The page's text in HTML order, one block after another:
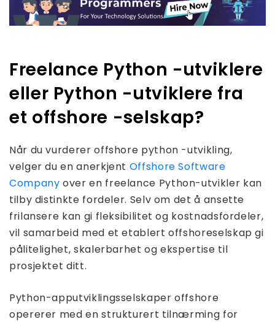
Freelance Python -utviklere
eller Python -utviklere fra
et offshore -selskap?
Når du vurderer offshore python -utvikling,
velger du en anerkjent Offshore Software
Company over en freelance Python-utvikler kan
tilby distinkte fordeler. Selv om det å ansette
frilansere kan gi fleksibilitet og kostnadsfordeler,
vil samarbeid med et etablert offshoreselskap gi
pålitelighet, skalerbarhet og ekspertise til
prosjektet ditt.
Python-apputviklingsselskaper offshore
opererer med en strukturert tilnærming for